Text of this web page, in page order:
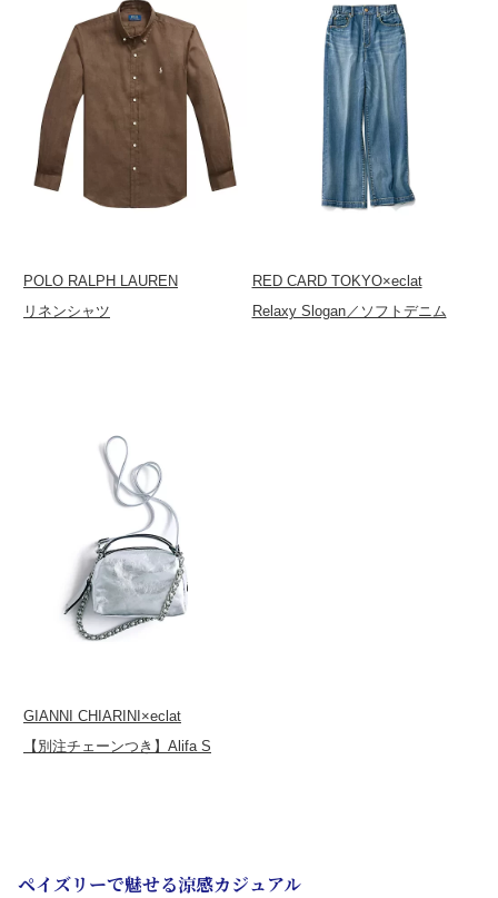
POLO RALPH LAUREN
リネンシャツ
RED CARD TOKYO×eclat
Relaxy Slogan／ソフトデニム
GIANNI CHIARINI×eclat
【別注チェーンつき】Alifa S
ペイズリーで魅せる涼感カジュアル